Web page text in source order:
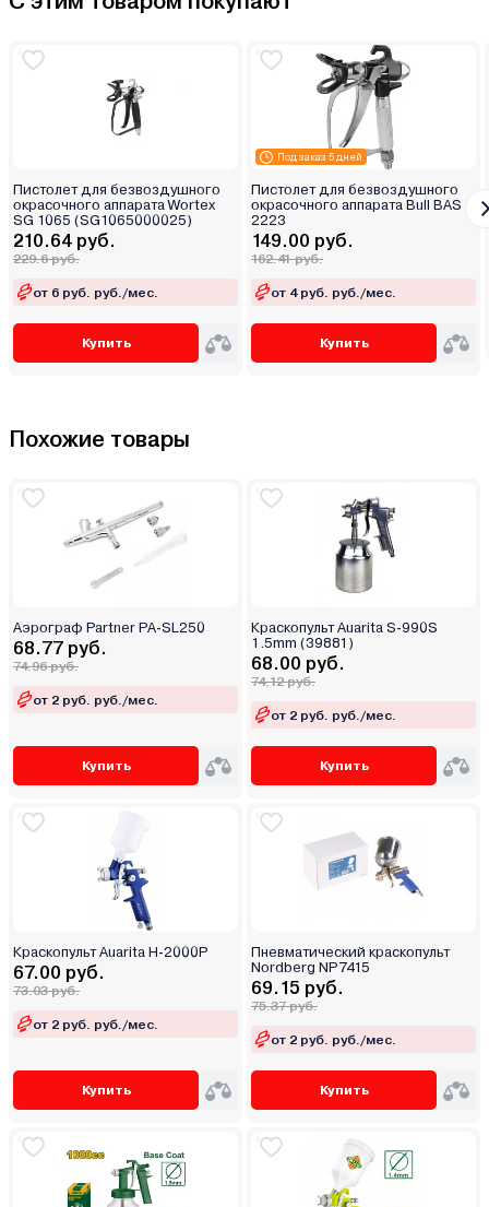
Пистолет для безвоздушного
окрасочного аппарата Wortex
SG 1065 (SG1065000025)
210.64 руб.
229.6 руб.
от 6 руб. руб./мес.
Купить
Под заказ 5 дней
Пистолет для безвоздушного
окрасочного аппарата Bull BAS
2223
149.00 руб.
162.41 руб.
от 4 руб. руб./мес.
Купить
Похожие товары
Аэрограф Partner PA-SL250
68.77 руб.
74.96 руб.
от 2 руб. руб./мес.
Купить
Краскопульт Auarita S-990S
1.5mm (39881)
68.00 руб.
74.12 руб.
от 2 руб. руб./мес.
Купить
Краскопульт Auarita H-2000P
67.00 руб.
73.03 руб.
от 2 руб. руб./мес.
Купить
Пневматический краскопульт
Nordberg NP7415
69.15 руб.
75.37 руб.
от 2 руб. руб./мес.
Купить